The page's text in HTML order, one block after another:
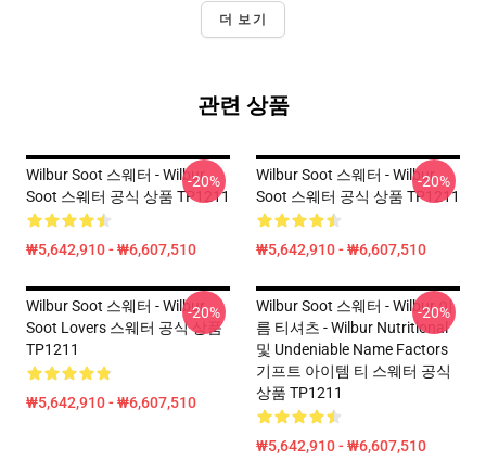
더 보기
관련 상품
Wilbur Soot 스웨터 - Wilbur
Soot 스웨터 공식 상품 TP1211
₩5,642,910 - ₩6,607,510
-20%
Wilbur Soot 스웨터 - Wilbur
Soot 스웨터 공식 상품 TP1211
₩5,642,910 - ₩6,607,510
-20%
Wilbur Soot 스웨터 - Wilbur
Soot Lovers 스웨터 공식 상품
TP1211
₩5,642,910 - ₩6,607,510
-20%
Wilbur Soot 스웨터 - Wilbur 이
름 티셔츠 - Wilbur Nutritional
및 Undeniable Name Factors
기프트 아이템 티 스웨터 공식
상품 TP1211
₩5,642,910 - ₩6,607,510
-20%